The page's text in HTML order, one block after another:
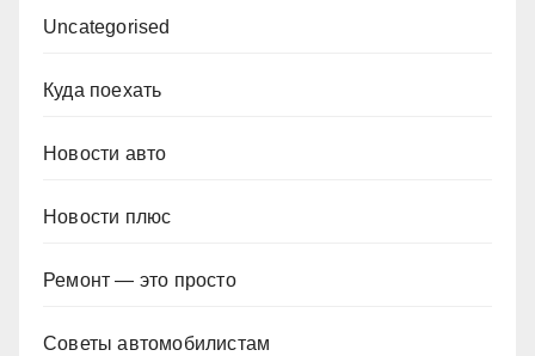
Uncategorised
Куда поехать
Новости авто
Новости плюс
Ремонт — это просто
Советы автомобилистам